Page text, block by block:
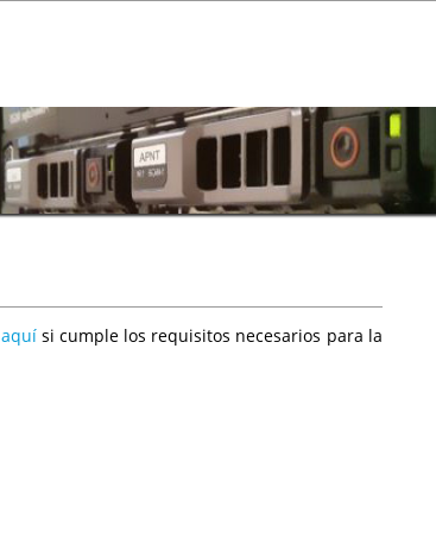
aquísi cumple los requisitos necesarios para la